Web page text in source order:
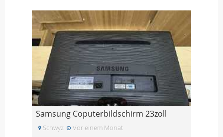
Samsung Coputerbildschirm 23zoll
Schwyz Vor einem Monat